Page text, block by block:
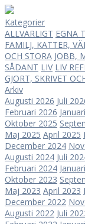
Kategorier
ALLVARLIGT EGNA
FAMILJ, KATTER,
OCH STORA JOBB,
SÅDANT LIV LIV
GJORT, SKRIVET
Arkiv
Augusti 2026 Juli
Februari 2026
Oktober 2025
Maj 2025 April 2025
December 2024
Augusti 2024 Juli
Februari 2024
Oktober 2023
Maj 2023 April 2023
December 2022
Augusti 2022 Juli